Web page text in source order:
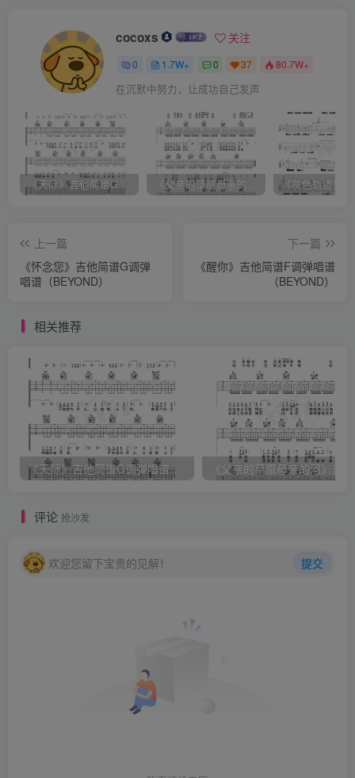
cocoxs 关注
0 1.7W+ 0 37 80.7W+
在沉默中努力，让成功自己发声
《天际》吉他简谱G调弹唱谱（姜玉阳） 《父亲的草原母亲的河》吉他简谱C调弹唱谱（腾格尔）
上一篇
《怀念您》吉他简谱G调弹
唱谱（BEYOND）
下一篇
《醒你》吉他简谱F调弹唱谱
（BEYOND）
相关推荐
《天际》吉他简谱G调弹唱谱（姜玉阳）
评论 抢沙发
欢迎您留下宝贵的见解！ 提交